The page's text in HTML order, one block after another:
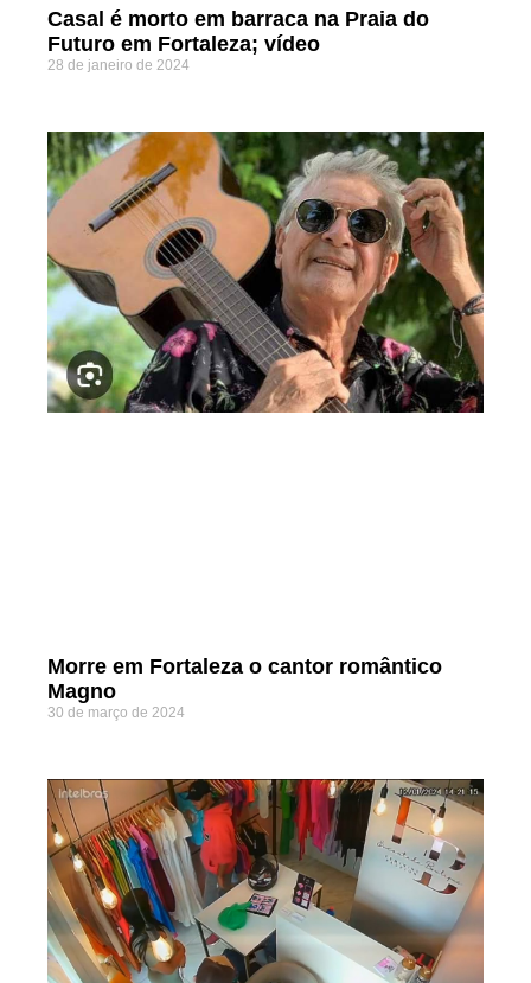
Casal é morto em barraca na Praia do
Futuro em Fortaleza; vídeo
28 de janeiro de 2024
Morre em Fortaleza o cantor romântico
Magno
30 de março de 2024